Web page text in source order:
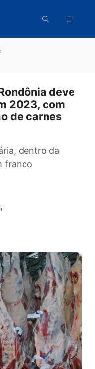
Rondônia
2023, com
de carnes
dentro da
franco